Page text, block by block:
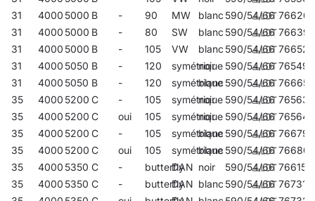
31
4000 5000 B - 90 MW blanc 590/54/66 766268
31
4000 5000 B - 80 SW blanc 590/54/66 766398
31
4000 5000 B - 105 VW blanc 590/54/66 766527
31
4000 5050 B - 120 symétrique
noir 590/54/66 765490
31
4000 5050 B - 120 symétrique
blanc 590/54/66 766657
35
4000 5200 C - 105 symétrique
noir 590/54/66 765636
35
4000 5200 C oui 105 symétrique
noir 590/54/66 765643
35
4000 5200 C - 105 symétrique
blanc 590/54/66 766794
35
4000 5200 C oui 105 symétrique
blanc 590/54/66 766800
35
4000 5350 C - butterfly
DAN noir 590/54/66 766152
35
4000 5350 C - butterfly
DAN blanc 590/54/66 767319